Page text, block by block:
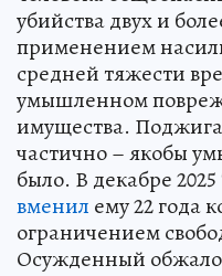
убийства двух и
применением
средней тяжести
умышленном
имущества.
частично – якобы
было. В декабре
вменил ему 22 года
ограничением
Осужденный